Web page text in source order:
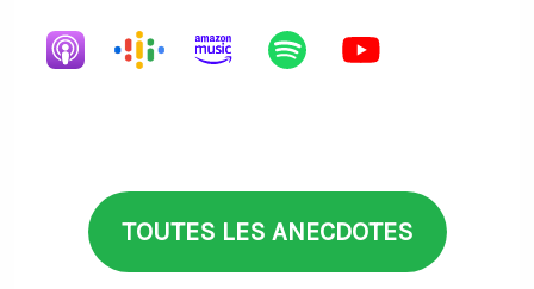
TOUTES LES ANECDOTES